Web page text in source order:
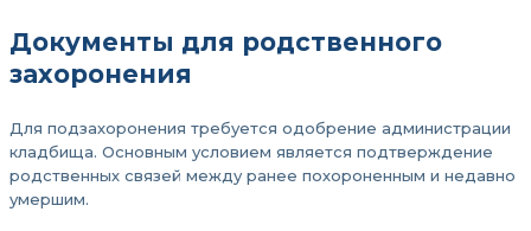
Документы для родственного
захоронения
Для подзахоронения требуется одобрение администрации
кладбища. Основным условием является подтверждение
родственных связей между ранее похороненным и недавно
умершим.